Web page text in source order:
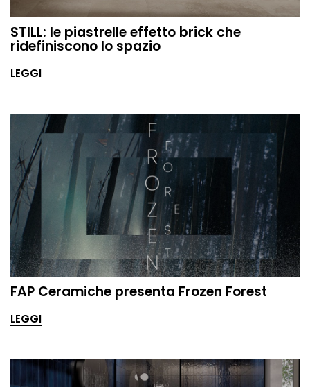
STILL: le piastrelle effetto brick che
ridefiniscono lo spazio
LEGGI
FAP Ceramiche presenta Frozen Forest
LEGGI